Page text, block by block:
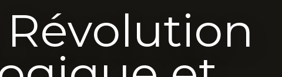
Révolution